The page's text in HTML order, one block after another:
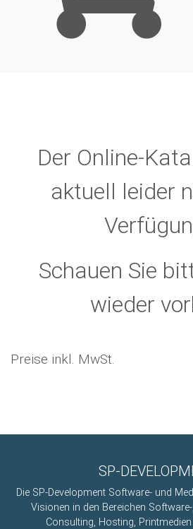
Der Online-
aktuell leider
Schauen Sie
wieder
Preise inkl. MwSt.
SP-
Die SP-Development Software- und
Visionen in den Bereichen
Consulting, Hosting,